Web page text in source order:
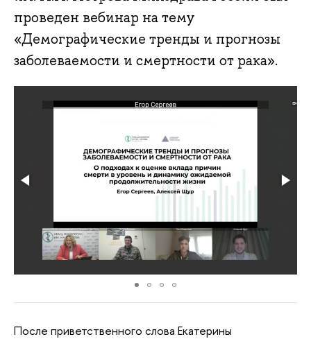
проведен вебинар на тему
«Демографические тренды и прогнозы
заболеваемости и смертности от рака».
После приветственного слова Екатерины